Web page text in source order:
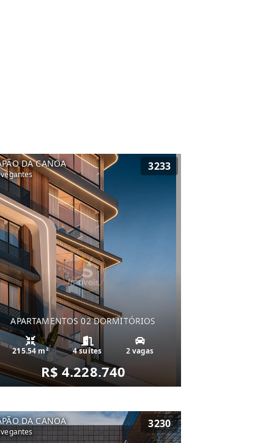
DA CANOA 3233
APARTAMENTOS 02 DORMITÓRIOS
215.54 m² 4 suítes 2 vagas
R$ 4.228.740
DA CANOA 3230